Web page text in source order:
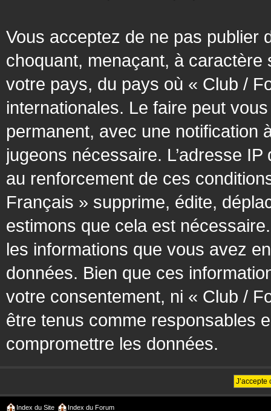
Vous acceptez de ne pas publier
choquant, menaçant, à
votre pays, du pays où « Club /
internationales. Le faire peut
permanent, avec une notification
jugeons nécessaire. L’adresse
au renforcement de ces
Français » supprime, édite,
estimons que cela est
les informations que vous avez
données. Bien que ces
votre consentement, ni « Club /
être tenus comme responsables
compromettre les données.
Index du Site Index du Forum